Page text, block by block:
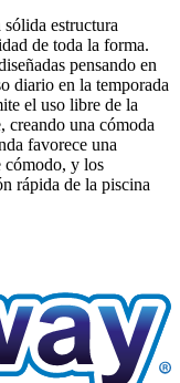
estructura
de toda la forma.
pensando en
diario en la temporada
el uso libre de la
creando una cómoda
favorece una
cómodo, y los
rápida de la piscina